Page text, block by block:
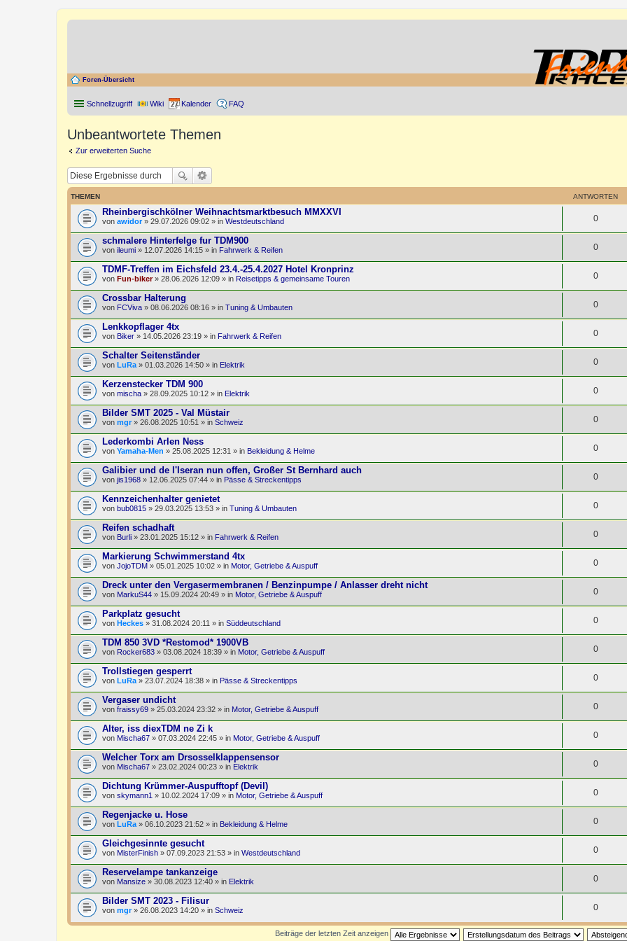
Foren-Übersicht
Schnellzugriff Wiki Kalender FAQ
Unbeantwortete Themen
Zur erweiterten Suche
THEMEN ANTWORTEN
Rheinbergischkölner Weihnachtsmarktbesuch MMXXVI
von awidor» 29.07.2026 09:02 » in Westdeutschland 0
schmalere Hinterfelge fur TDM900
von ileumi » 12.07.2026 14:15 » in Fahrwerk & Reifen 0
TDMF-Treffen im Eichsfeld 23.4.-25.4.2027 Hotel Kronprinz
von Fun-biker» 28.06.2026 12:09 » in Reisetipps & gemeinsame Touren 0
Crossbar Halterung
von FCViva » 08.06.2026 08:16 » in Tuning & Umbauten 0
Lenkkopflager 4tx
von Biker » 14.05.2026 23:19 » in Fahrwerk & Reifen 0
Schalter Seitenständer
von LuRa » 01.03.2026 14:50 » in Elektrik 0
Kerzenstecker TDM 900
von mischa » 28.09.2025 10:12 » in Elektrik 0
Bilder SMT 2025 - Val Müstair
von mgr » 26.08.2025 10:51 » in Schweiz 0
Lederkombi Arlen Ness
von Yamaha-Men » 25.08.2025 12:31 » in Bekleidung & Helme 0
Galibier und de l'Iseran nun offen, Großer St Bernhard auch
von jis1968 » 12.06.2025 07:44 » in Pässe & Streckentipps 0
Kennzeichenhalter genietet
von bub0815 » 29.03.2025 13:53 » in Tuning & Umbauten 0
Reifen schadhaft
von Burli » 23.01.2025 15:12 » in Fahrwerk & Reifen 0
Markierung Schwimmerstand 4tx
von JojoTDM » 05.01.2025 10:02 » in Motor, Getriebe & Auspuff 0
Dreck unter den Vergasermembranen / Benzinpumpe / Anlasser dreht nicht
von MarkuS44 » 15.09.2024 20:49 » in Motor, Getriebe & Auspuff 0
Parkplatz gesucht
von Heckes » 31.08.2024 20:11 » in Süddeutschland 0
TDM 850 3VD *Restomod* 1900VB
von Rocker683 » 03.08.2024 18:39 » in Motor, Getriebe & Auspuff 0
Trollstiegen gesperrt
von LuRa » 23.07.2024 18:38 » in Pässe & Streckentipps 0
Vergaser undicht
von fraissy69 » 25.03.2024 23:32 » in Motor, Getriebe & Auspuff 0
Alter, iss diexTDM ne Zi k
von Mischa67 » 07.03.2024 22:45 » in Motor, Getriebe & Auspuff 0
Welcher Torx am Drsosselklappensensor
von Mischa67 » 23.02.2024 00:23 » in Elektrik 0
Dichtung Krümmer-Auspufftopf (Devil)
von skymann1 » 10.02.2024 17:09 » in Motor, Getriebe & Auspuff 0
Regenjacke u. Hose
von LuRa » 06.10.2023 21:52 » in Bekleidung & Helme 0
Gleichgesinnte gesucht
von MisterFinish » 07.09.2023 21:53 » in Westdeutschland 0
Reservelampe tankanzeige
von Mansize » 30.08.2023 12:40 » in Elektrik 0
Bilder SMT 2023 - Filisur
von mgr» 26.08.2023 14:20 » in Schweiz 0
Beiträge der letzten Zeit anzeigen